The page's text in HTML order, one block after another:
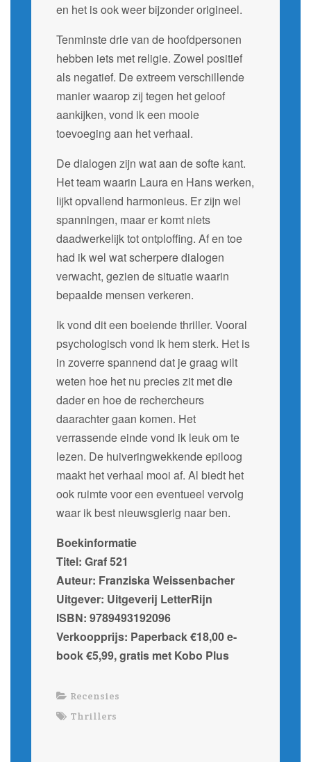
en het is ook weer bijzonder origineel.
Tenminste drie van de hoofdpersonen
hebben iets met religie. Zowel positief
als negatief. De extreem verschillende
manier waarop zij tegen het geloof
aankijken, vond ik een mooie
toevoeging aan het verhaal.
De dialogen zijn wat aan de softe kant.
Het team waarin Laura en Hans werken,
lijkt opvallend harmonieus. Er zijn wel
spanningen, maar er komt niets
daadwerkelijk tot ontploffing. Af en toe
had ik wel wat scherpere dialogen
verwacht, gezien de situatie waarin
bepaalde mensen verkeren.
Ik vond dit een boeiende thriller. Vooral
psychologisch vond ik hem sterk. Het is
in zoverre spannend dat je graag wilt
weten hoe het nu precies zit met die
dader en hoe de rechercheurs
daarachter gaan komen. Het
verrassende einde vond ik leuk om te
lezen. De huiveringwekkende epiloog
maakt het verhaal mooi af. Al biedt het
ook ruimte voor een eventueel vervolg
waar ik best nieuwsgierig naar ben.
Boekinformatie
Titel: Graf 521
Auteur: Franziska Weissenbacher
Uitgever: Uitgeverij LetterRijn
ISBN: 9789493192096
Verkoopprijs: Paperback €18,00 e-
book €5,99, gratis met Kobo Plus
Recensies
Thrillers